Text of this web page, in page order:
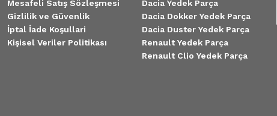
Mesafeli Satış Sözleşmesi
Gizlilik ve Güvenlik
İptal İade Koşullari
Kişisel Veriler Politikası
Dacia Yedek Parça
Dacia Dokker Yedek Parça
Dacia Duster Yedek Parça
Renault Yedek Parça
Renault Clio Yedek Parça